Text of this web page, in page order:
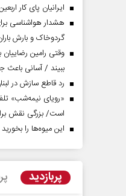
ایرانیان پای کار
هشدار هواشناسی
گردوخاک و بارش
وقتی رامین
ببیند / آسانی باعث
رد قاطع سازش در
«رویای نیمه‌شب»
است/ بزرگی نقش
این میوه‌ها را
پربازدید